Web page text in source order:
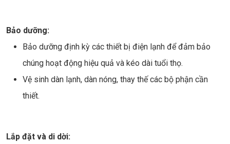
Bảo dưỡng:
Bảo dưỡng định kỳ các thiết bị điện lạnh để đảm bảo
chúng hoạt động hiệu quả và kéo dài tuổi thọ.
Vệ sinh dàn lạnh, dàn nóng, thay thế các bộ phận cần
thiết.
Lắp đặt và di dời: